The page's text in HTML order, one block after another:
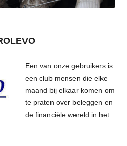
Een van onze gebruikers is
een club mensen die elke
maand bij elkaar komen om
te praten over beleggen en
de financiële wereld in het